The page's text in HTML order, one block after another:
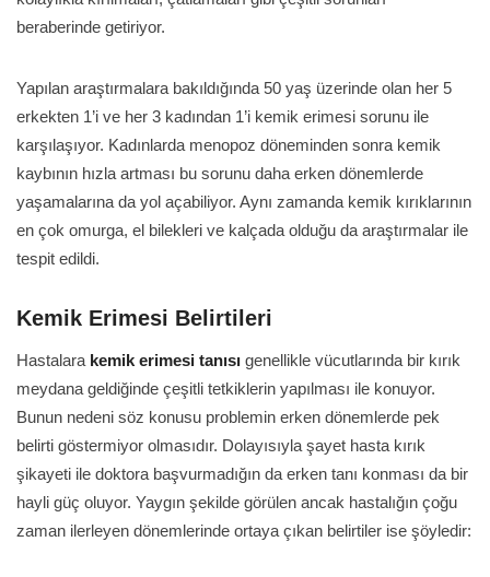
beraberinde getiriyor.
Yapılan araştırmalara bakıldığında 50 yaş üzerinde olan her 5
erkekten 1’i ve her 3 kadından 1’i kemik erimesi sorunu ile
karşılaşıyor. Kadınlarda menopoz döneminden sonra kemik
kaybının hızla artması bu sorunu daha erken dönemlerde
yaşamalarına da yol açabiliyor. Aynı zamanda kemik kırıklarının
en çok omurga, el bilekleri ve kalçada olduğu da araştırmalar ile
tespit edildi.
Kemik Erimesi Belirtileri
Hastalara kemik erimesi tanısı genellikle vücutlarında bir kırık
meydana geldiğinde çeşitli tetkiklerin yapılması ile konuyor.
Bunun nedeni söz konusu problemin erken dönemlerde pek
belirti göstermiyor olmasıdır. Dolayısıyla şayet hasta kırık
şikayeti ile doktora başvurmadığın da erken tanı konması da bir
hayli güç oluyor. Yaygın şekilde görülen ancak hastalığın çoğu
zaman ilerleyen dönemlerinde ortaya çıkan belirtiler ise şöyledir: